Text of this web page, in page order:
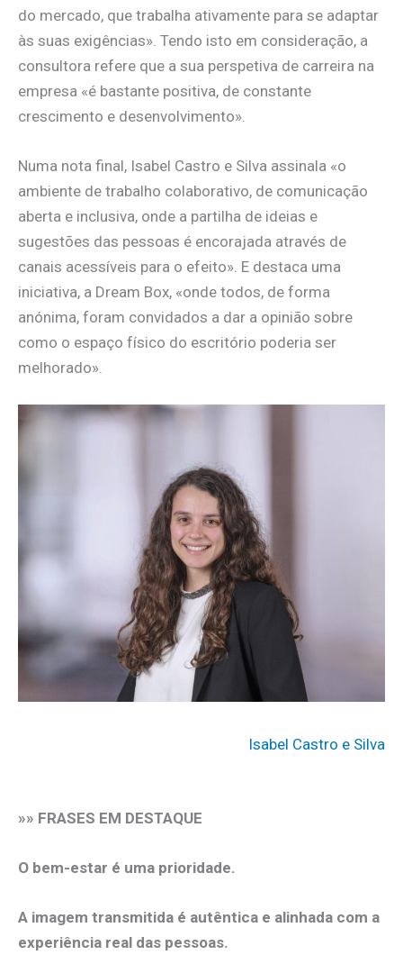
do mercado, que trabalha ativamente para se adaptar
às suas exigências». Tendo isto em consideração, a
consultora refere que a sua perspetiva de carreira na
empresa «é bastante positiva, de constante
crescimento e desenvolvimento».
Numa nota final, Isabel Castro e Silva assinala «o
ambiente de trabalho colaborativo, de comunicação
aberta e inclusiva, onde a partilha de ideias e
sugestões das pessoas é encorajada através de
canais acessíveis para o efeito». E destaca uma
iniciativa, a Dream Box, «onde todos, de forma
anónima, foram convidados a dar a opinião sobre
como o espaço físico do escritório poderia ser
melhorado».
Isabel Castro e Silva
»» FRASES EM DESTAQUE
O bem-estar é uma prioridade.
A imagem transmitida é autêntica e alinhada com a
experiência real das pessoas.